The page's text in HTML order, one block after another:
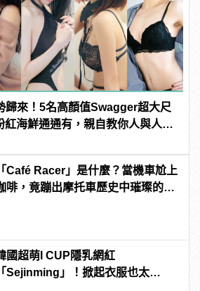
歸來！5名高顏值Swagger超大尺
紅海鮮通通有，親自教你人與人的
這樣變型男
「Café Racer」是什麼？當機車尬上
啡，竟蹦出摩托車歷史中璀璨的火
國超萌I CUP隱乳網紅
「Sejinming」！掀起衣服也太